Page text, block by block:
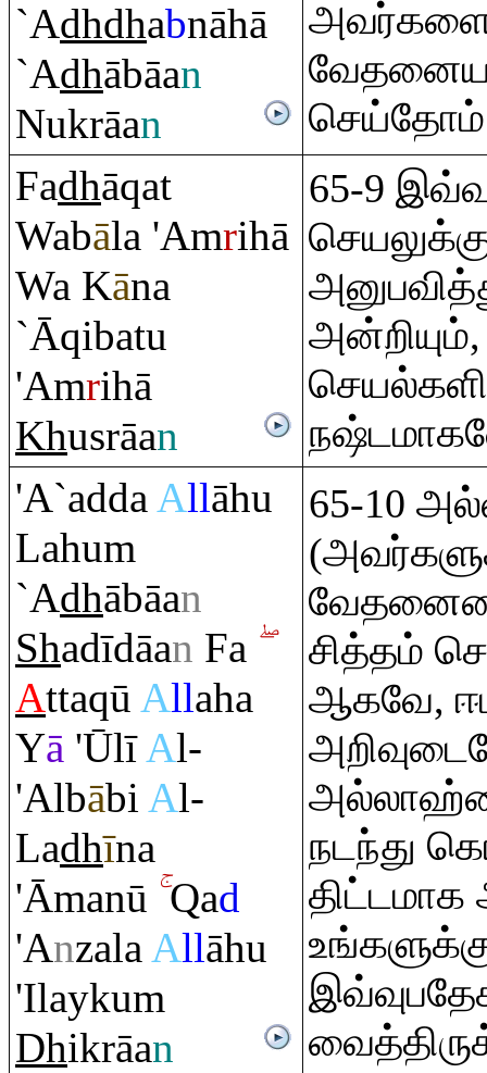
`Adhdhabnāhā
`Adhābāan
Nukrāan
Fadhāqat
Wabāla 'Amrihā
Wa Kāna
`Āqibatu
'Amrihā
Khusrāan
65-9
'A`addaAllāhu
Lahum
`Adhābāan
Shadīdāan Fa
Attaqū Allaha
Yā 'ŪlīAl-
'Albābi Al-
Ladhīna
'Āmanū Qad
'AnzalaAllāhu
'Ilaykum
Dhikrāan
65-10
சித்தம்
ஆகவே,
நடந்து